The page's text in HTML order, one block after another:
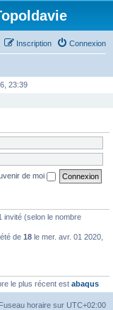
Connexion
Inscription
23:39
de moi
invité (selon le nombre
de 18 le mer. avr. 01 2020,
le plus récent est abaqus
Fuseau horaire sur UTC+02:00